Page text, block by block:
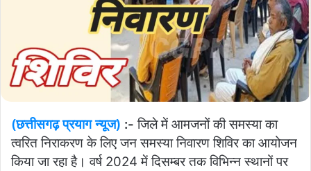
(छत्तीसगढ़ प्रयाग न्यूज) :- जिले में आमजनों की समस्या का
त्वरित निराकरण के लिए जन समस्या निवारण शिविर का आयोजन
किया जा रहा है। वर्ष 2024 में दिसम्बर तक विभिन्न स्थानों पर